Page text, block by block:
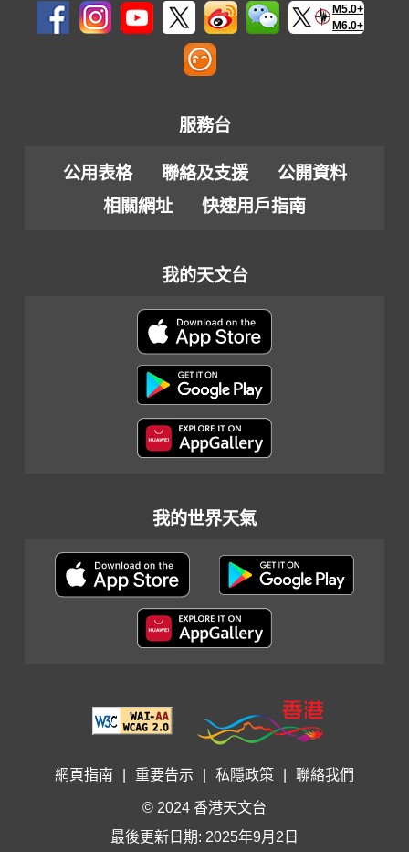
M5.0+
M6.0+
服務台
公用表格 聯絡及支援
公開資料
相關網址
快速用戶指南
我的天文台
我的世界天氣
網頁指南 重要告示 私隱政策 聯絡我們
© 2024 香港天文台
最後更新日期: 2025年9月2日